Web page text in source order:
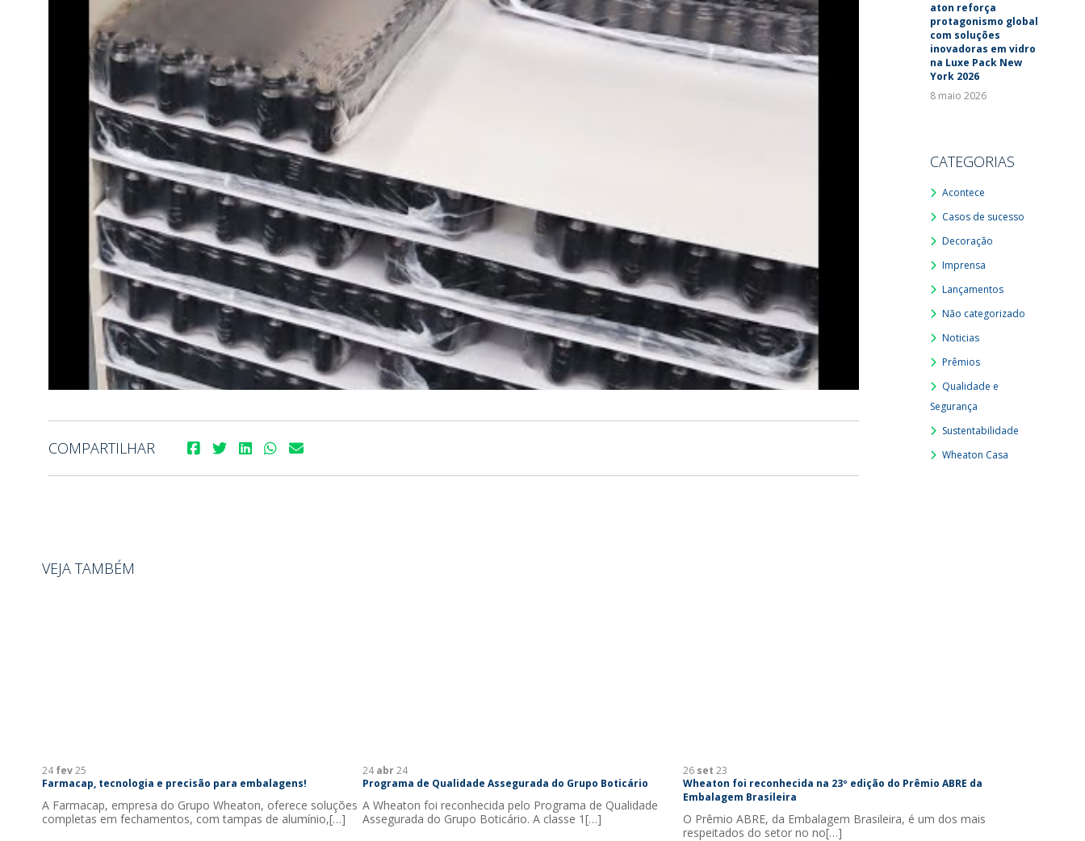
COMPARTILHAR
aton reforça
protagonismo global
com soluções
inovadoras em vidro
na Luxe Pack New
York 2026
8 maio 2026
CATEGORIAS
Acontece
Casos de sucesso
Decoração
Imprensa
Lançamentos
Não categorizado
Noticias
Prêmios
Qualidade e
Segurança
Sustentabilidade
Wheaton Casa
VEJA TAMBÉM
24fev25
Farmacap, tecnologia e precisão para embalagens!
A Farmacap, empresa do Grupo Wheaton, oferece soluções
completas em fechamentos, com tampas de alumínio,[…]
24abr24
Programa de Qualidade Assegurada do Grupo Boticário
A Wheaton foi reconhecida pelo Programa de Qualidade
Assegurada do Grupo Boticário. A classe 1[…]
26 set 23
Wheaton foi reconhecida na 23º edição do Prêmio ABRE da
Embalagem Brasileira
O Prêmio ABRE, da Embalagem Brasileira, é um dos mais
respeitados do setor no no[…]